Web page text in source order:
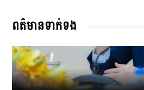
ពត៌មានទាក់ទង